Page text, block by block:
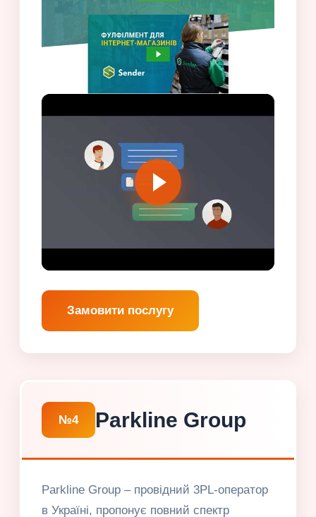
Замовити послугу
№4 Parkline Group
Parkline Group – провідний 3PL-оператор
в Україні, пропонує повний спектр